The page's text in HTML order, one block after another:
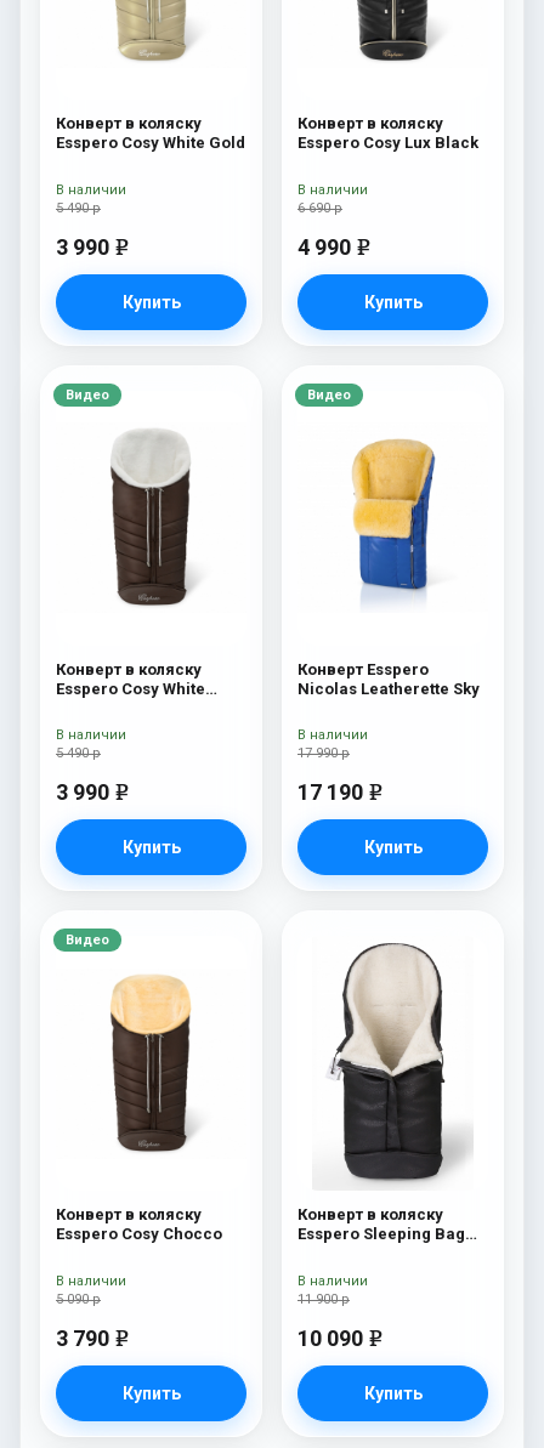
Конверт в коляску
Esspero Cosy White Gold
5 490 р
3 990 e
Купить
В наличии
Конверт в коляску
Esspero Cosy Lux Black
6 690 р
4 990 e
Купить
В наличии
Видео
Конверт в коляску
Esspero Cosy White
5 490 р
3 990 e
Купить
В наличии
Видео
Конверт Esspero
Nicolas Leatherette Sky
17 990 р
17 190 e
Купить
В наличии
Видео
Конверт в коляску
Esspero Cosy Chocco
5 090 р
3 790 e
Купить
В наличии
Конверт в коляску
Esspero Sleeping Bag
100% шерсть) Black
11 900 р
10 090 e
Купить
В наличии